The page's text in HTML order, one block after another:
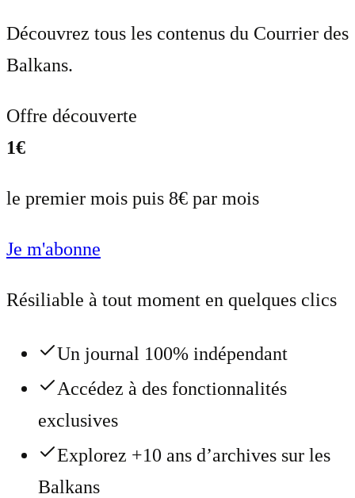
Découvrez tous les contenus du Courrier des
Balkans.
Offre découverte
1€
le premier mois puis 8€ par mois
Je m'abonne
Résiliable à tout moment en quelques clics
Un journal 100% indépendant
Accédez à des fonctionnalités
exclusives
Explorez +10 ans d’archives sur les
Balkans